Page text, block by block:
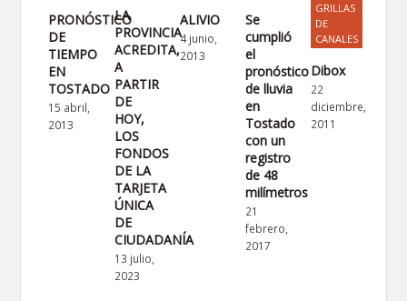
PRONÓSTICO
DE
TIEMPO
EN
TOSTADO
15 abril,
2013
LA
PROVINCIA
ACREDITA,
A
PARTIR
DE
HOY,
LOS
FONDOS
DE LA
TARJETA
ÚNICA
DE
CIUDADANÍA
13 julio,
2023
ALIVIO
4 junio,
2013
Se
cumplió
el
pronóstico
de lluvia
en
Tostado
con un
registro
de 48
milímetros
21
febrero,
2017
GRILLAS
DE
CANALES
Dibox
22
diciembre,
2011